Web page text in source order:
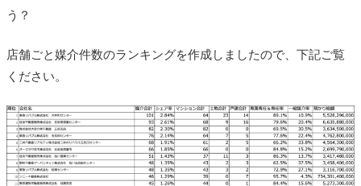
う？
店舗ごと媒介件数のランキングを作成しましたので、下記ご覧
ください。